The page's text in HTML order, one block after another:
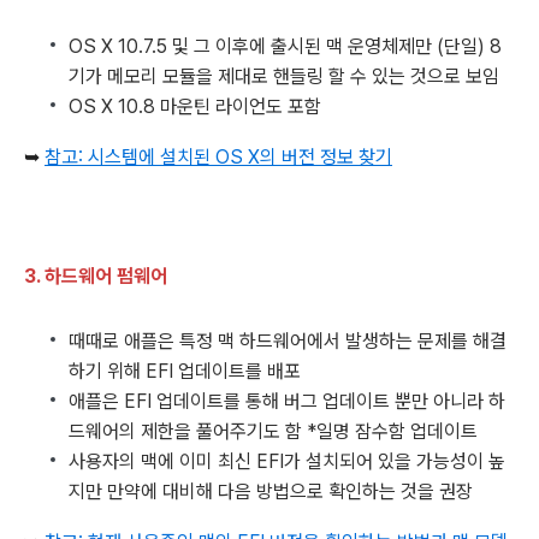
OS X 10.7.5 및 그 이후에 출시된 맥 운영체제만 (단일) 8
기가 메모리 모듈을 제대로 핸들링 할 수 있는 것으로 보임
OS X 10.8 마운틴 라이언도 포함
➥ 참고: 시스템에 설치된 OS X의 버전 정보 찾기
3. 하드웨어 펌웨어
때때로 애플은 특정 맥 하드웨어에서 발생하는 문제를 해결
하기 위해 EFI 업데이트를 배포
애플은 EFI 업데이트를 통해 버그 업데이트 뿐만 아니라 하
드웨어의 제한을 풀어주기도 함 *일명 잠수함 업데이트
사용자의 맥에 이미 최신 EFI가 설치되어 있을 가능성이 높
지만 만약에 대비해 다음 방법으로 확인하는 것을 권장